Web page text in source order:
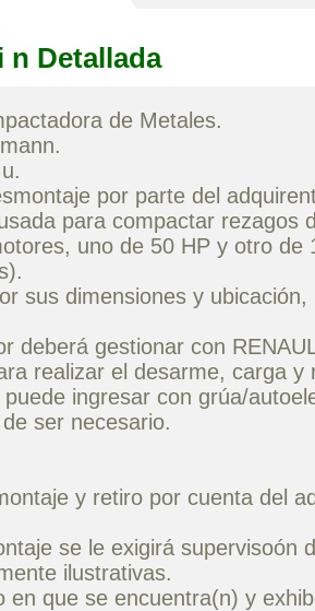
n Detallada
de Metales.
por parte del
para compactar rezagos
uno de 50 HP y otro de
sus dimensiones y
deberá gestionar con
realizar el desarme, carga y
ingresar con grúa/
ser necesario.
y retiro por cuenta del
se le exigirá supervisoón
ilustrativas.
en que se encuentra(n) y